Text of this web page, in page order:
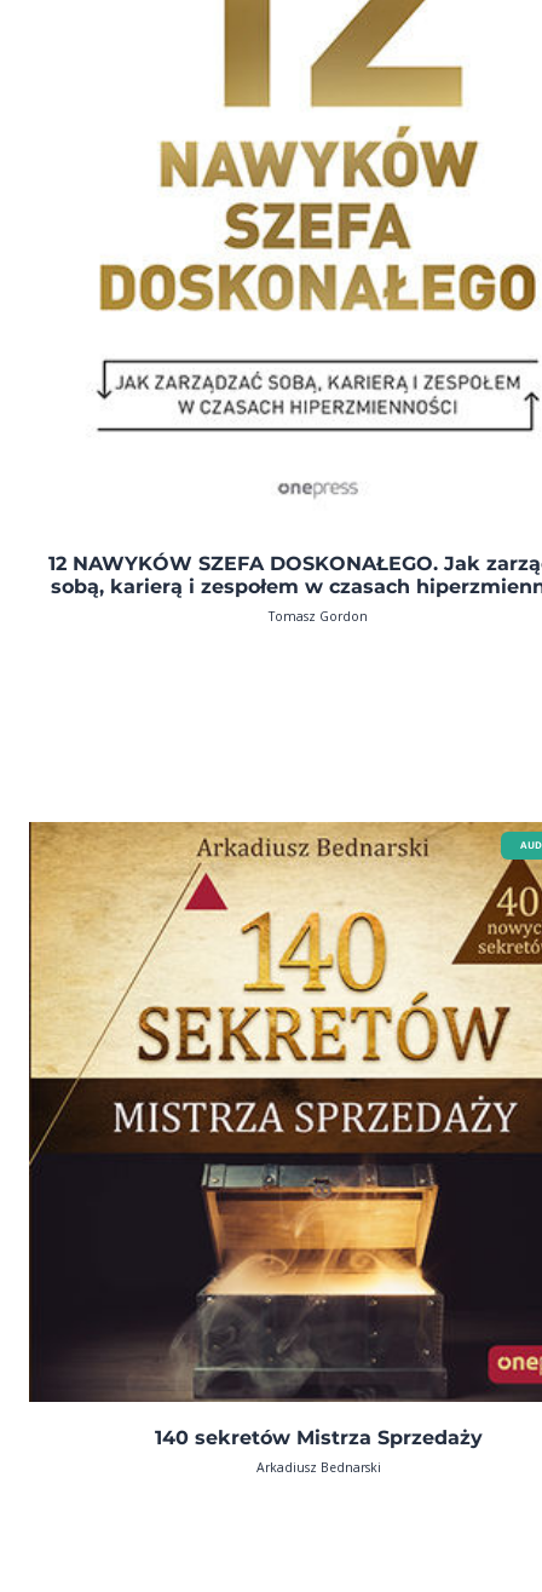
12 NAWYKÓW SZEFA DOSKONAŁEGO. Jak
sobą, karierą i zespołem w czasach
Tomasz Gordon
140 sekretów Mistrza Sprzedaży
Arkadiusz Bednarski